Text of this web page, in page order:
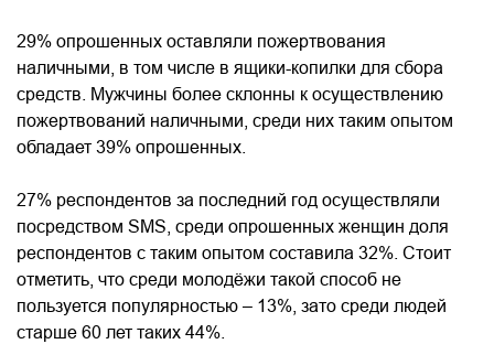
29% опрошенных оставляли пожертвования
наличными, в том числе в ящики-копилки для сбора
средств. Мужчины более склонны к осуществлению
пожертвований наличными, среди них таким опытом
обладает 39% опрошенных.
27% респондентов за последний год осуществляли
посредством SMS, среди опрошенных женщин доля
респондентов с таким опытом составила 32%. Стоит
отметить, что среди молодёжи такой способ не
пользуется популярностью – 13%, зато среди людей
старше 60 лет таких 44%.